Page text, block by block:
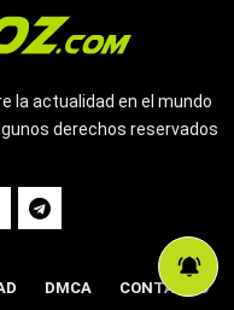
la actualidad en el mundo
derechos reservados
DMCA CONTACTO